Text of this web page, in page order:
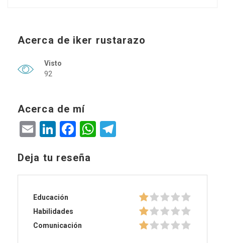
Acerca de iker rustarazo
Visto
92
Acerca de mí
EmailLinkedIn
Facebook
WhatsApp
Deja tu reseña
Educación
Habilidades
Comunicación